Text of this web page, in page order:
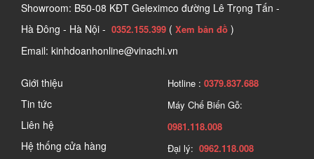
Showroom: B50-08 KĐT Geleximco đường Lê Trọng Tấn -
Hà Đông - Hà Nội - 0352.155.399 ( Xem bản đồ )
Email: kinhdoanhonline@vinachi.vn
Giới thiệu
Tin tức
Liên hệ
Hệ thống cửa hàng
Hotline : 0379.837.688
Máy Chế Biến Gỗ:
0981.118.008
Đại lý: 0962.118.008